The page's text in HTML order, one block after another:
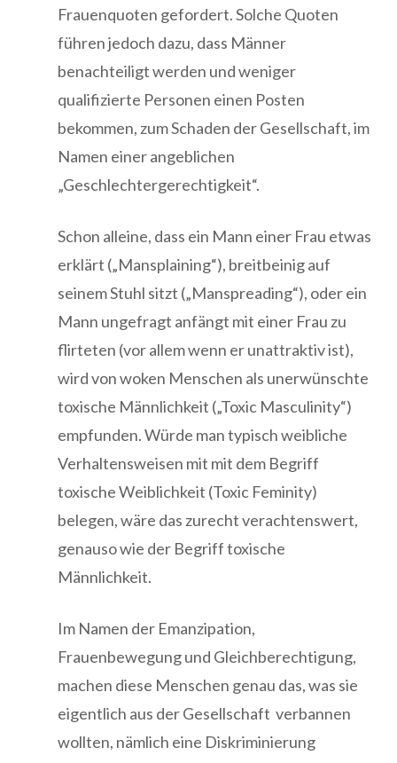
Frauenquoten gefordert. Solche Quoten
führen jedoch dazu, dass Männer
benachteiligt werden und weniger
qualifizierte Personen einen Posten
bekommen, zum Schaden der Gesellschaft, im
Namen einer angeblichen
„Geschlechtergerechtigkeit“.
Schon alleine, dass ein Mann einer Frau etwas
erklärt („Mansplaining“), breitbeinig auf
seinem Stuhl sitzt („Manspreading“), oder ein
Mann ungefragt anfängt mit einer Frau zu
flirteten (vor allem wenn er unattraktiv ist),
wird von woken Menschen als unerwünschte
toxische Männlichkeit („Toxic Masculinity“)
empfunden. Würde man typisch weibliche
Verhaltensweisen mit mit dem Begriff
toxische Weiblichkeit (Toxic Feminity)
belegen, wäre das zurecht verachtenswert,
genauso wie der Begriff toxische
Männlichkeit.
Im Namen der Emanzipation,
Frauenbewegung und Gleichberechtigung,
machen diese Menschen genau das, was sie
eigentlich aus der Gesellschaft verbannen
wollten, nämlich eine Diskriminierung